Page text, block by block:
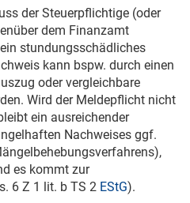
der Steuerpflichtige (oder
dem Finanzamt
stundungsschädliches
kann bspw. durch einen
oder vergleichbare
Wird der Meldepflicht nicht
ein ausreichender
Nachweises ggf.
es kommt zur
6 Z 1 lit. b TS 2 EStG).